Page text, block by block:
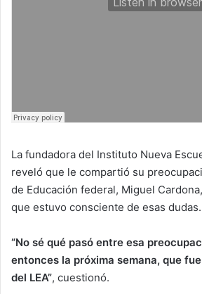
La fundadora del Instituto Nueva
reveló que le compartió su
de Educación federal, Miguel
que estuvo consciente de esas dudas.
“No sé qué pasó entre esa
entonces la próxima semana, que
del LEA”, cuestionó.